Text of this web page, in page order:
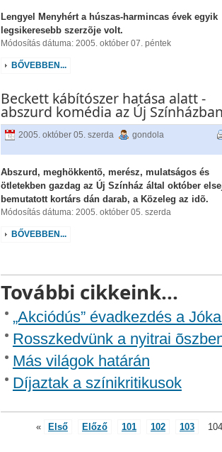
Lengyel Menyhért a húszas-harmincas évek egyik
legsikeresebb szerzõje volt.
Módosítás dátuma: 2005. október 07. péntek
BŐVEBBEN...
Beckett kábítószer hatása alatt -
abszurd komédia az Új
2005. október 05. szerda gondola
Abszurd, meghökkentõ, merész, mulatságos és
ötletekben gazdag az Új Színház által október
bemutatott kortárs dán darab, a Közeleg az idõ.
Módosítás dátuma: 2005. október 05. szerda
BŐVEBBEN...
További cikkeink...
„Akciódús” évadkezdés a
Rosszkedvünk a nyitrai
Más világok határán
Díjaztak a színikritikusok
« Első Előző 101 102 103 104